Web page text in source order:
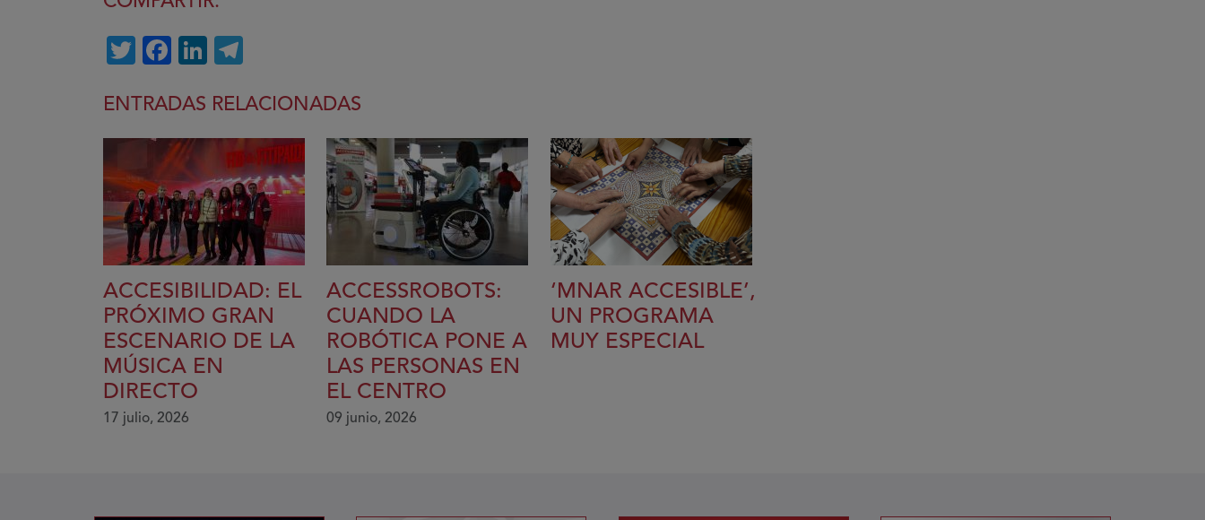
TwitterFacebook
LinkedIn
ENTRADAS RELACIONADAS
ACCESIBILIDAD: EL
PRÓXIMO GRAN
ESCENARIO DE LA
MÚSICA EN
DIRECTO
17 julio, 2026
ACCESSROBOTS:
CUANDO LA
ROBÓTICA PONE A
LAS PERSONAS EN
EL CENTRO
09 junio, 2026
‘MNAR ACCESIBLE’,
UN PROGRAMA
MUY ESPECIAL